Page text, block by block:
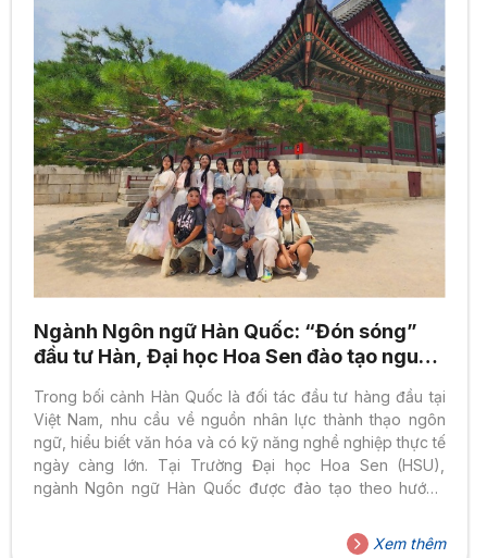
Ngành Ngôn ngữ Hàn Quốc: “Đón sóng”
đầu tư Hàn, Đại học Hoa Sen đào tạo nguồn
Trong bối cảnh Hàn Quốc là đối tác đầu tư hàng đầu tại
Việt Nam, nhu cầu về nguồn nhân lực thành thạo ngôn
ngữ, hiểu biết văn hóa và có kỹ năng nghề nghiệp thực tế
ngày càng lớn. Tại Trường Đại học Hoa Sen (HSU),
ngành Ngôn ngữ Hàn Quốc được đào tạo theo hướng
truyền thông, giúp sinh viên sẵn sàng làm việc trước và
Xem thêm